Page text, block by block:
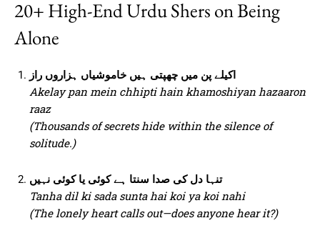
20+ High-End Urdu Shers on Being
Alone
اکیلے پن میں چھپتی ہیں خاموشیاں ہزاروں راز
Akelay pan mein chhipti hain khamoshiyan hazaaron
raaz
(Thousands of secrets hide within the silence of
solitude.)
تنہا دل کی صدا سنتا ہے کوئی یا کوئی نہیں
Tanha dil ki sada sunta hai koi ya koi nahi
(The lonely heart calls out—does anyone hear it?)